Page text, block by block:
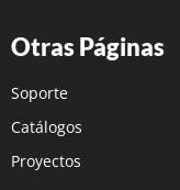
Otras Páginas
Soporte
Catálogos
Proyectos